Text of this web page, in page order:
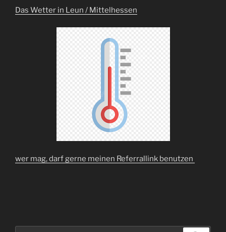
Das Wetter in Leun / Mittelhessen
wer mag, darf gerne meinen Referrallink benutzen